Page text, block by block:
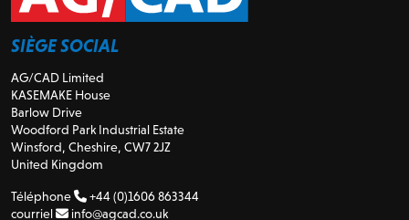
SIÈGE SOCIAL
AG/CAD Limited
KASEMAKE House
Barlow Drive
Woodford Park Industrial Estate
Winsford, Cheshire, CW7 2JZ
United Kingdom
Téléphone
+44 (0)1606 863344
courriel
info@agcad.co.uk